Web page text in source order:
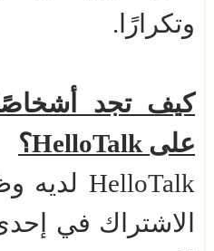
وتكرارًا.
كيف تجد
على HelloTalk؟
HelloTalk لديه
الاشتراك في